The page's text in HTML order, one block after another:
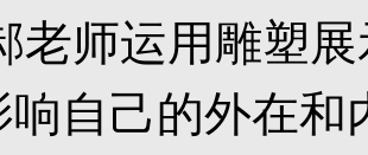
老师运用雕塑
响自己的外在